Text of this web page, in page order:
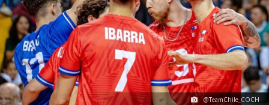
@TeamChile_COCH